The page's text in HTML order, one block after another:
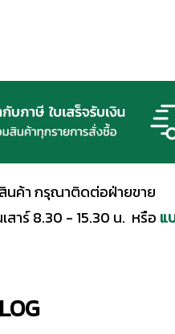
นค้า กรุณาติดต่อฝ่ายขาย
สาร์ 8.30 - 15.30 น. หรือ แ